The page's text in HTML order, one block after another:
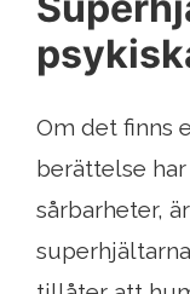
Om det finns
berättelse
sårbarheter,